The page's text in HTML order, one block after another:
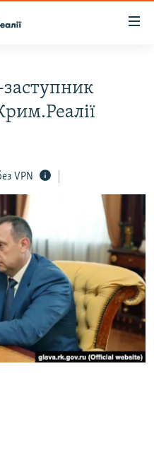
VPN